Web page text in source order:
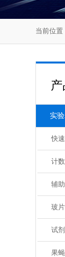
当前位置
实
快
计
辅
玻
试
果